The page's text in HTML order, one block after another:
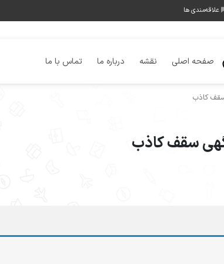
علاقه‌مندی ها
صفحه اصلی نقشه درباره ما تماس با ما
کاذب
سقف کاذب